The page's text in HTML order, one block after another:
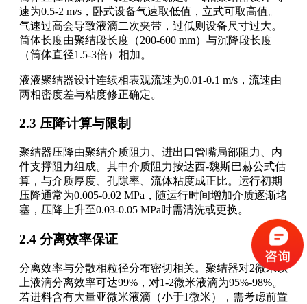
速为0.5-2 m/s，卧式设备气速取低值，立式可取高值。
气速过高会导致液滴二次夹带，过低则设备尺寸过大。
筒体长度由聚结段长度（200-600 mm）与沉降段长度
（筒体直径1.5-3倍）相加。
液液聚结器设计连续相表观流速为0.01-0.1 m/s，流速由
两相密度差与粘度修正确定。
2.3 压降计算与限制
聚结器压降由聚结介质阻力、进出口管嘴局部阻力、内
件支撑阻力组成。其中介质阻力按达西-魏斯巴赫公式估
算，与介质厚度、孔隙率、流体粘度成正比。运行初期
压降通常为0.005-0.02 MPa，随运行时间增加介质逐渐堵
塞，压降上升至0.03-0.05 MPa时需清洗或更换。
2.4 分离效率保证
分离效率与分散相粒径分布密切相关。聚结器对2微米以
上液滴分离效率可达99%，对1-2微米液滴为95%-98%。
若进料含有大量亚微米液滴（小于1微米），需考虑前置